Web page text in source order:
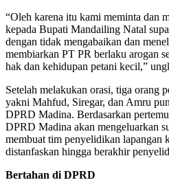
“Oleh karena itu kami meminta dan
kepada Bupati Mandailing Natal
dengan tidak mengabaikan dan
membiarkan PT PR berlaku arogan
hak dan kehidupan petani kecil,”
Setelah melakukan orasi, tiga orang
yakni Mahfud, Siregar, dan Amru
DPRD Madina. Berdasarkan
DPRD Madina akan mengeluarkan
membuat tim penyelidikan lapangan
distanfaskan hingga berakhir
Bertahan di DPRD